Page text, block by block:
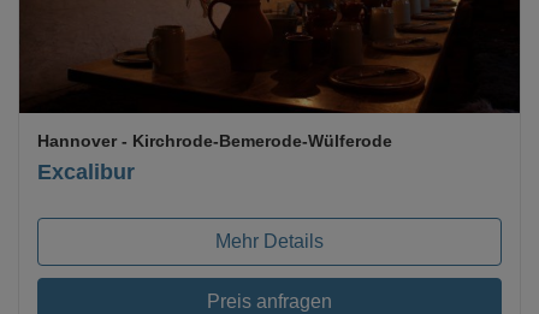
Excalibur
Hannover - Kirchrode-Bemerode-Wülferode
Mehr Details
Preis anfragen